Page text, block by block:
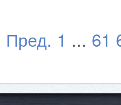
Пред. 1 ... 61